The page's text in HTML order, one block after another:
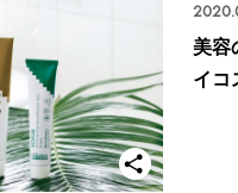
美容
イコ